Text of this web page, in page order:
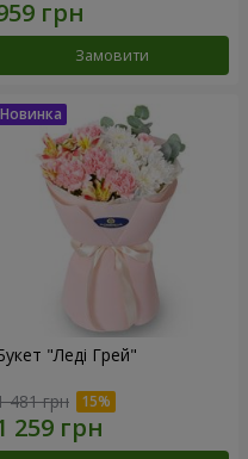
Замовити
"Леді Грей"
481 грн